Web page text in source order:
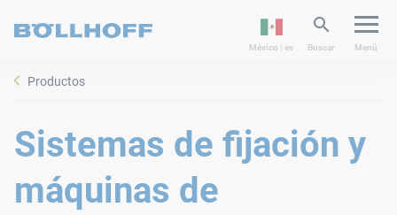
México | es Buscar Menú
Productos
Sistemas de fijación y
máquinas de